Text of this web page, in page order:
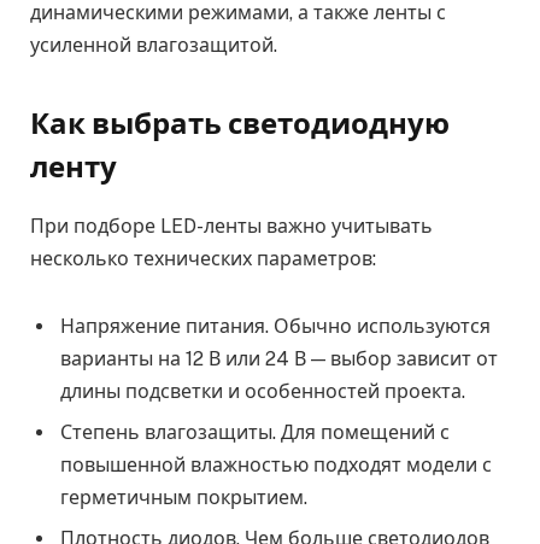
динамическими режимами, а также ленты с
усиленной влагозащитой.
Как выбрать светодиодную
ленту
При подборе LED-ленты важно учитывать
несколько технических параметров:
Напряжение питания. Обычно используются
варианты на 12 В или 24 В — выбор зависит от
длины подсветки и особенностей проекта.
Степень влагозащиты. Для помещений с
повышенной влажностью подходят модели с
герметичным покрытием.
Плотность диодов. Чем больше светодиодов